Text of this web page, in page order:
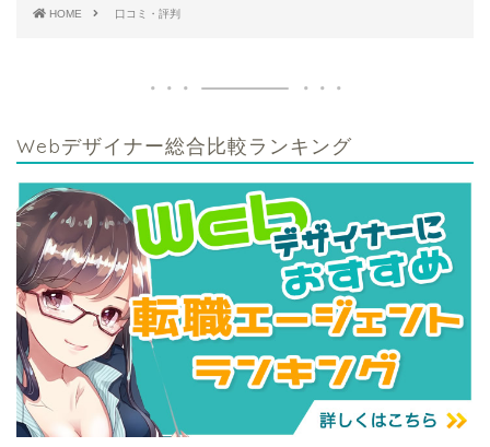
HOME 口コミ・評判
Webデザイナー総合比較ランキング